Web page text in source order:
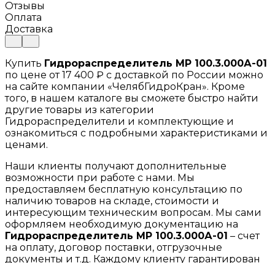
Отзывы
Оплата
Доставка
Купить Гидрораспределитель МР 100.3.000А-01
по цене от 17 400 ₽ с доставкой по России можно
на сайте компании «ЧелябГидроКран». Кроме
того, в нашем каталоге вы сможете быстро найти
другие товары из категории
Гидрораспределители и комплектующие и
ознакомиться с подробными характеристиками и
ценами.
Наши клиенты получают дополнительные
возможности при работе с нами. Мы
предоставляем бесплатную консультацию по
наличию товаров на складе, стоимости и
интересующим техническим вопросам. Мы сами
оформляем необходимую документацию на
Гидрораспределитель МР 100.3.000А-01 – счет
на оплату, договор поставки, отгрузочные
документы и т.д. Каждому клиенту гарантирован